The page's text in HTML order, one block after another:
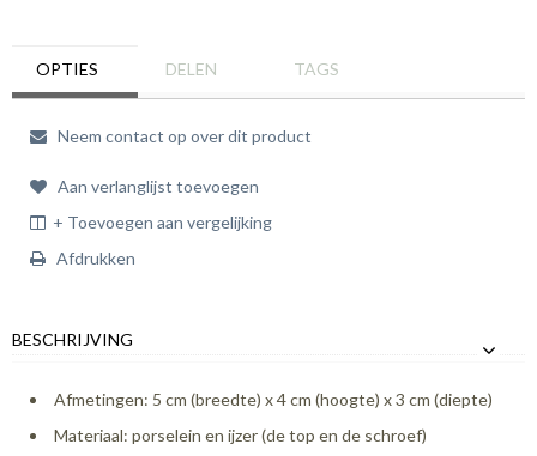
OPTIES DELEN TAGS
Neem contact op over dit product
Aan verlanglijst toevoegen
+ Toevoegen aan vergelijking
Afdrukken
BESCHRIJVING
Afmetingen: 5 cm (breedte) x 4 cm (hoogte) x 3 cm (diepte)
Materiaal: porselein en ijzer (de top en de schroef)